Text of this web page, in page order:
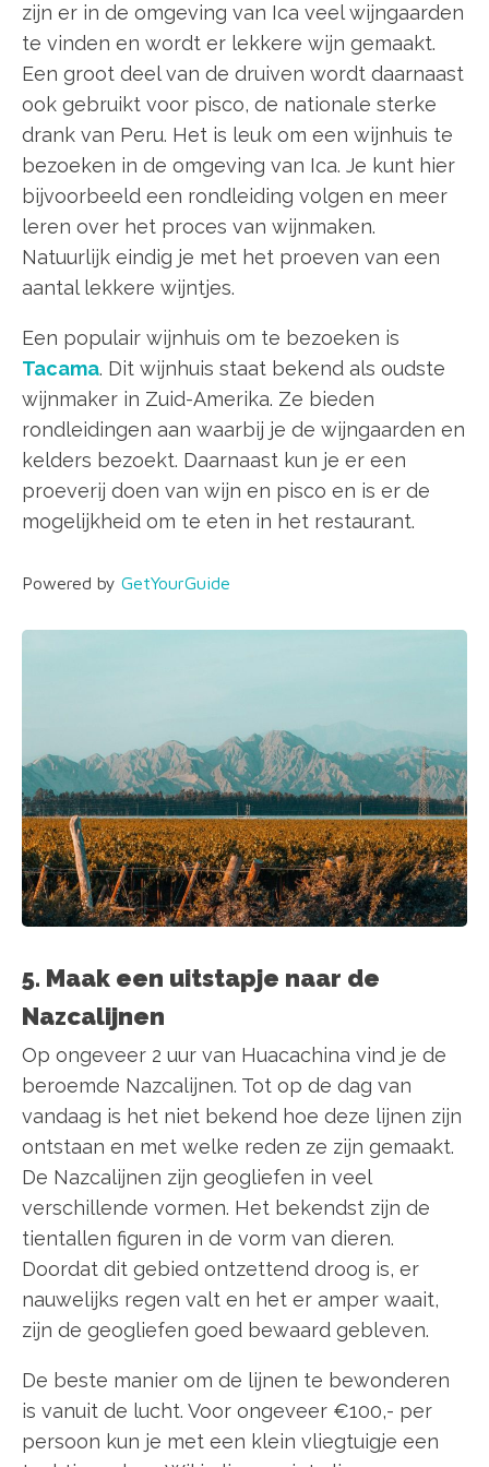
zijn er in de omgeving van Ica veel wijngaarden
te vinden en wordt er lekkere wijn gemaakt.
Een groot deel van de druiven wordt daarnaast
ook gebruikt voor pisco, de nationale sterke
drank van Peru. Het is leuk om een wijnhuis te
bezoeken in de omgeving van Ica. Je kunt hier
bijvoorbeeld een rondleiding volgen en meer
leren over het proces van wijnmaken.
Natuurlijk eindig je met het proeven van een
aantal lekkere wijntjes.
Een populair wijnhuis om te bezoeken is
Tacama. Dit wijnhuis staat bekend als oudste
wijnmaker in Zuid-Amerika. Ze bieden
rondleidingen aan waarbij je de wijngaarden en
kelders bezoekt. Daarnaast kun je er een
proeverij doen van wijn en pisco en is er de
mogelijkheid om te eten in het restaurant.
Powered by GetYourGuide
5. Maak een uitstapje naar de
Nazcalijnen
Op ongeveer 2 uur van Huacachina vind je de
beroemde Nazcalijnen. Tot op de dag van
vandaag is het niet bekend hoe deze lijnen zijn
ontstaan en met welke reden ze zijn gemaakt.
De Nazcalijnen zijn geogliefen in veel
verschillende vormen. Het bekendst zijn de
tientallen figuren in de vorm van dieren.
Doordat dit gebied ontzettend droog is, er
nauwelijks regen valt en het er amper waait,
zijn de geogliefen goed bewaard gebleven.
De beste manier om de lijnen te bewonderen
is vanuit de lucht. Voor ongeveer €100,- per
persoon kun je met een klein vliegtuigje een